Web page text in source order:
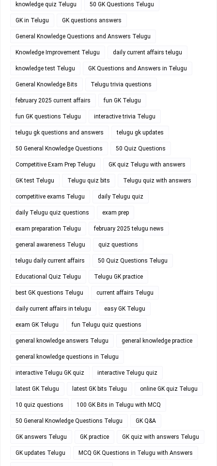
knowledge quiz Telugu 50 GK Questions Telugu
GK in Telugu GK questions answers
General Knowledge Questions and Answers Telugu
Knowledge Improvement Telugu daily current affairs telugu
knowledge test Telugu GK Questions and Answers in Telugu
General Knowledge Bits Telugu trivia questions
february 2025 current affairs fun GK Telugu
fun GK questions Telugu interactive trivia Telugu
telugu gk questions and answers telugu gk updates
50 General Knowledge Questions 50 Quiz Questions
Competitive Exam Prep Telugu GK quiz Telugu with answers
GK test Telugu Telugu quiz bits Telugu quiz with answers
competitive exams Telugu daily Telugu quiz
daily Telugu quiz questions exam prep
exam preparation Telugu february 2025 telugu news
general awareness Telugu quiz questions
telugu daily current affairs 50 Quiz Questions Telugu
Educational Quiz Telugu Telugu GK practice
best GK questions Telugu current affairs Telugu
daily current affairs in telugu easy GK Telugu
exam GK Telugu fun Telugu quiz questions
general knowledge answers Telugu general knowledge practice
general knowledge questions in Telugu
interactive Telugu GK quiz interactive Telugu quiz
latest GK Telugu latest GK bits Telugu online GK quiz Telugu
10 quiz questions 100 GK Bits in Telugu with MCQ
50 General Knowledge Questions Telugu GK Q&A
GK answers Telugu GK practice GK quiz with answers Telugu
GK updates Telugu MCQ GK Questions in Telugu with Answers